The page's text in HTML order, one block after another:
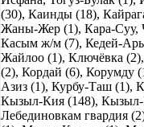
(30), Каинды (18),
Жаны-Жер (1), Кара-
Касым ж/м (7), Кедей-
Жайлоо (1), Ключёвка (2),
(2), Кордай (6), Корумду
Азиз (1), Курбу-Таш (1),
Кызыл-Кия (148), Кызыл-
Лебединовкам гвардия